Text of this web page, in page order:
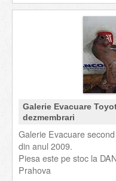
Galerie Evacuare
dezmembrari
Galerie Evacuare
din anul 2009.
Piesa este pe stoc la
Prahova